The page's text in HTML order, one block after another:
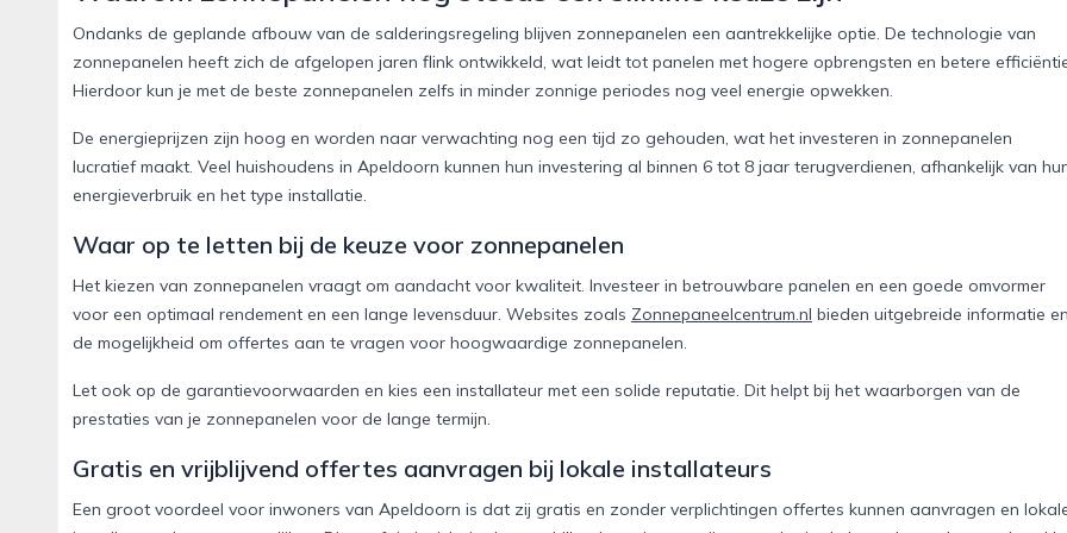
Ondanks de geplande afbouw van de salderingsregeling blijven zonnepanelen een aantrekkelijke optie. De technologie van
zonnepanelen heeft zich de afgelopen jaren flink ontwikkeld, wat leidt tot panelen met hogere opbrengsten en betere
Hierdoor kun je met de beste zonnepanelen zelfs in minder zonnige periodes nog veel energie opwekken.
De energieprijzen zijn hoog en worden naar verwachting nog een tijd zo gehouden, wat het investeren in zonnepanelen
lucratief maakt. Veel huishoudens in Apeldoorn kunnen hun investering al binnen 6 tot 8 jaar terugverdienen, afhankelijk van
energieverbruik en het type installatie.
Waar op te letten bij de keuze voor zonnepanelen
Het kiezen van zonnepanelen vraagt om aandacht voor kwaliteit. Investeer in betrouwbare panelen en een goede omvormer
voor een optimaal rendement en een lange levensduur. Websites zoals Zonnepaneelcentrum.nl bieden uitgebreide informatie en
de mogelijkheid om offertes aan te vragen voor hoogwaardige zonnepanelen.
Let ook op de garantievoorwaarden en kies een installateur met een solide reputatie. Dit helpt bij het waarborgen van de
prestaties van je zonnepanelen voor de lange termijn.
Gratis en vrijblijvend offertes aanvragen bij lokale installateurs
Een groot voordeel voor inwoners van Apeldoorn is dat zij gratis en zonder verplichtingen offertes kunnen aanvragen en